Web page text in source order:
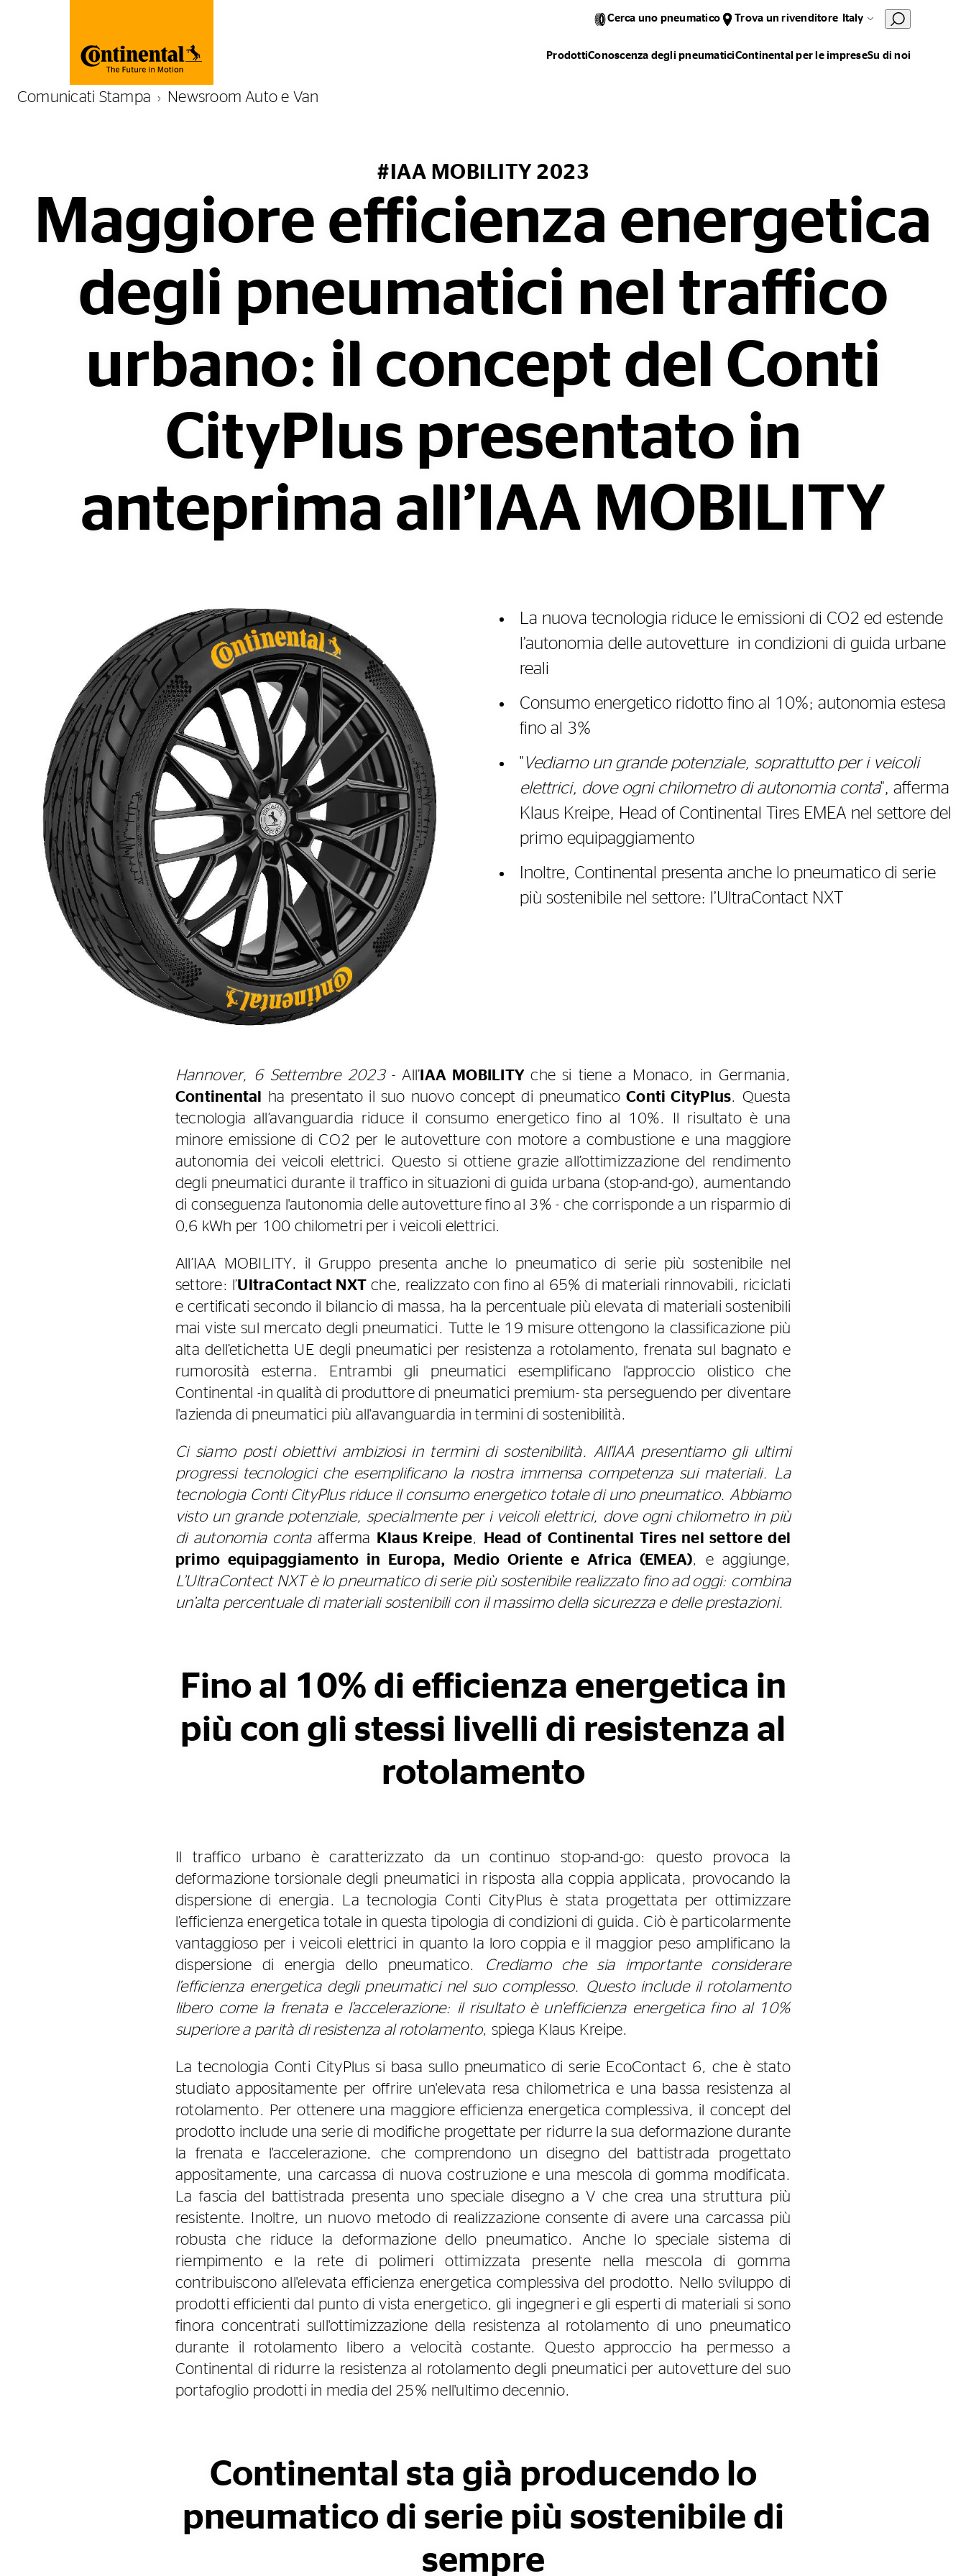
Cerca uno pneumatico Trova un rivenditore Italy
ProdottiConoscenza degli pneumaticiContinental per le impreseSu di noi
Comunicati Stampa Newsroom Auto e Van
#IAA MOBILITY 2023
Maggiore efficienza energetica
degli pneumatici nel traffico
urbano: il concept del Conti
CityPlus presentato in
anteprima all’IAA MOBILITY
La nuova tecnologia riduce le emissioni di CO2 ed estende
l’autonomia delle autovetture in condizioni di guida urbane
reali
Consumo energetico ridotto fino al 10%; autonomia estesa
fino al 3%
"Vediamo un grande potenziale, soprattutto per i veicoli
elettrici, dove ogni chilometro di autonomia conta", afferma
Klaus Kreipe, Head of Continental Tires EMEA nel settore del
primo equipaggiamento
Inoltre, Continental presenta anche lo pneumatico di serie
più sostenibile nel settore: l’UltraContact NXT
Hannover, 6 Settembre 2023- All’ IAA MOBILITY che si tiene a Monaco, in Germania,
Continental ha presentato il suo nuovo concept di pneumaticoConti CityPlus. Questa
tecnologia all’avanguardia riduce il consumo energetico fino al 10%. Il risultato è una
minore emissione di CO2 per le autovetture con motore a combustione e una maggiore
autonomia dei veicoli elettrici. Questo si ottiene grazie all’ottimizzazione del rendimento
degli pneumatici durante il traffico in situazioni di guida urbana (stop-and-go), aumentando
di conseguenza l'autonomia delle autovetture fino al 3% - che corrisponde a un risparmio di
0,6 kWh per 100 chilometri per i veicoli elettrici.
All’IAA MOBILITY, il Gruppo presenta anche lo pneumatico di serie più sostenibile nel
settore: l’UltraContact NXT che, realizzato con fino al 65% di materiali rinnovabili, riciclati
e certificati secondo il bilancio di massa, ha la percentuale più elevata di materiali sostenibili
mai viste sul mercato degli pneumatici. Tutte le 19 misure ottengono la classificazione più
alta dell’etichetta UE degli pneumatici per resistenza a rotolamento, frenata sul bagnato e
rumorosità esterna. Entrambi gli pneumatici esemplificano l'approccio olistico che
Continental -in qualità di produttore di pneumatici premium- sta perseguendo per diventare
l'azienda di pneumatici più all'avanguardia in termini di sostenibilità.
Ci siamo posti obiettivi ambiziosi in termini di sostenibilità. All'IAA presentiamo gli ultimi
progressi tecnologici che esemplificano la nostra immensa competenza sui materiali. La
tecnologia Conti CityPlus riduce il consumo energetico totale di uno pneumatico. Abbiamo
visto un grande potenziale, specialmente per i veicoli elettrici, dove ogni chilometro in più
di autonomia contaafferma Klaus Kreipe,
Head of Continental Tires nel settore del
primo equipaggiamento in Europa, Medio Oriente e Africa (EMEA), e aggiunge,
L’UltraContect NXT è lo pneumatico di serie più sostenibile realizzato fino ad oggi: combina
un’alta percentuale di materiali sostenibili con il massimo della sicurezza e delle prestazioni.
Fino al 10% di efficienza energetica in
più con gli stessi livelli di resistenza al
rotolamento
Il traffico urbano è caratterizzato da un continuo stop-and-go: questo provoca la
deformazione torsionale degli pneumatici in risposta alla coppia applicata, provocando la
dispersione di energia. La tecnologia Conti CityPlus è stata progettata per ottimizzare
l’efficienza energetica totale in questa tipologia di condizioni di guida. Ciò è particolarmente
vantaggioso per i veicoli elettrici in quanto la loro coppia e il maggior peso amplificano la
dispersione di energia dello pneumatico. Crediamo che sia importante considerare
l’efficienza energetica degli pneumatici nel suo complesso. Questo include il rotolamento
libero come la frenata e l’accelerazione: il risultato è un'efficienza energetica fino al 10%
superiore a parità di resistenza al rotolamento, spiega Klaus Kreipe.
La tecnologia Conti CityPlus si basa sullo pneumatico di serie EcoContact 6, che è stato
studiato appositamente per offrire un'elevata resa chilometrica e una bassa resistenza al
rotolamento. Per ottenere una maggiore efficienza energetica complessiva, il concept del
prodotto include una serie di modifiche progettate per ridurre la sua deformazione durante
la frenata e l'accelerazione, che comprendono un disegno del battistrada progettato
appositamente, una carcassa di nuova costruzione e una mescola di gomma modificata.
La fascia del battistrada presenta uno speciale disegno a V che crea una struttura più
resistente. Inoltre, un nuovo metodo di realizzazione consente di avere una carcassa più
robusta che riduce la deformazione dello pneumatico. Anche lo speciale sistema di
riempimento e la rete di polimeri ottimizzata presente nella mescola di gomma
contribuiscono all'elevata efficienza energetica complessiva del prodotto. Nello sviluppo di
prodotti efficienti dal punto di vista energetico, gli ingegneri e gli esperti di materiali si sono
finora concentrati sull'ottimizzazione della resistenza al rotolamento di uno pneumatico
durante il rotolamento libero a velocità costante. Questo approccio ha permesso a
Continental di ridurre la resistenza al rotolamento degli pneumatici per autovetture del suo
portafoglio prodotti in media del 25% nell'ultimo decennio.
Continental sta già producendo lo
pneumatico di serie più sostenibile di
sempre